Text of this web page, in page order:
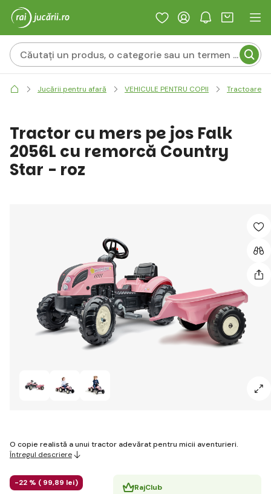
Jucării pentru afară VEHICULE PENTRU COPII Tractoare
Tractor cu mers pe jos Falk
2056L cu remorcă Country
Star - roz
O copie realistă a unui tractor adevărat pentru micii aventurieri.
Întregul descriere
-22 % ( 99,89 lei)
RajClub